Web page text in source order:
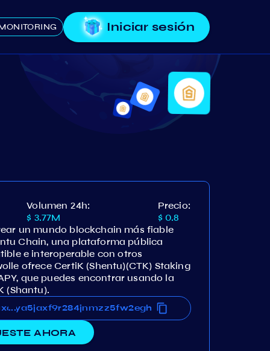
Iniciar sesión
Volumen 24h:
$ 3.77M
Precio:
$ 0.8
un mundo blockchain más fiable
Chain, una plataforma pública
e interoperable con otros
ofrece CertiK (Shentu)(CTK) Staking
que puedes encontrar usando la
(Shantu).
...
AHORA